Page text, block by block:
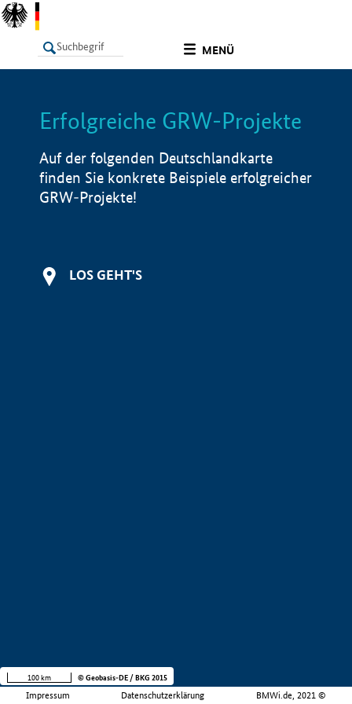
MENÜ
LISTE Info
Erfolgreiche GRW-Projekte
Auf der folgenden Deutschlandkarte
finden Sie konkrete Beispiele erfolgreicher
GRW-Projekte!
LOS GEHT'S
Impressum Datenschutzerklärung BMWi.de, 2021 ©
100 km © Geobasis-DE / BKG 2015